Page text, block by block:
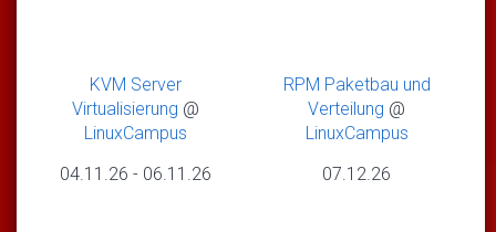
KVM Server
Virtualisierung @
LinuxCampus
04.11.26 - 06.11.26
RPM Paketbau und
Verteilung @
LinuxCampus
07.12.26